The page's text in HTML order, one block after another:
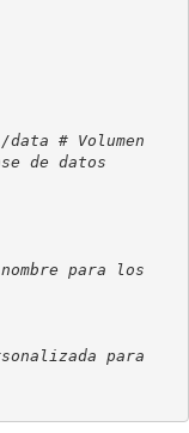
de datos